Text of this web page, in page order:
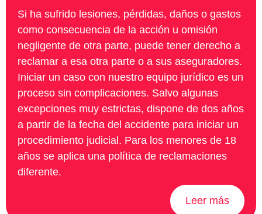
Si ha sufrido lesiones, pérdidas, daños o gastos
como consecuencia de la acción u omisión
negligente de otra parte, puede tener derecho a
reclamar a esa otra parte o a sus aseguradores.
Iniciar un caso con nuestro equipo jurídico es un
proceso sin complicaciones. Salvo algunas
excepciones muy estrictas, dispone de dos años
a partir de la fecha del accidente para iniciar un
procedimiento judicial. Para los menores de 18
años se aplica una política de reclamaciones
diferente.
Leer más